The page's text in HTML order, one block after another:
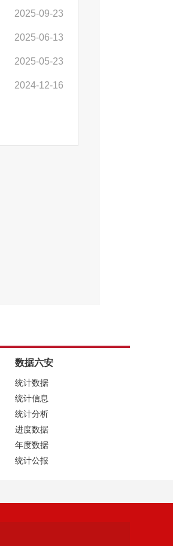
2025-09-23
2025-06-13
2025-05-23
2024-12-16
数据六安
统计数据
统计信息
统计分析
进度数据
年度数据
统计公报